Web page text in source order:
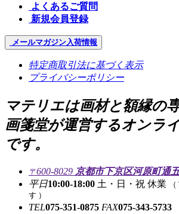
よくあるご質問
新規会員登録
メールマガジン入荷情報
特定商取引法に基づく表示
プライバシーポリシー
マテリエは画材と額縁の
画箋堂が運営するオンラ
です。
〒600-8029 京都市下京区河原町通
平日10:00-18:00 土・日・祝 休業
す ）
TEL075-351-0875 FAX075-343-5733